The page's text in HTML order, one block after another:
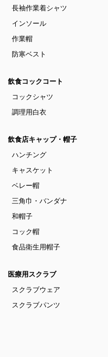
長袖作業着シャツ
インソール
作業帽
防寒ベスト
飲食コックコート
コックシャツ
調理用白衣
飲食店キャップ・帽子
ハンチング
キャスケット
ベレー帽
三角巾・バンダナ
和帽子
コック帽
食品衛生用帽子
医療用スクラブ
スクラブウェア
スクラブパンツ